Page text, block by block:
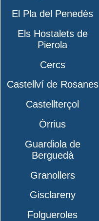
El Pla del Penedès
Els Hostalets de
Pierola
Cercs
Castellví de Rosanes
Castellterçol
Òrrius
Guardiola de
Berguedà
Granollers
Gisclareny
Folgueroles